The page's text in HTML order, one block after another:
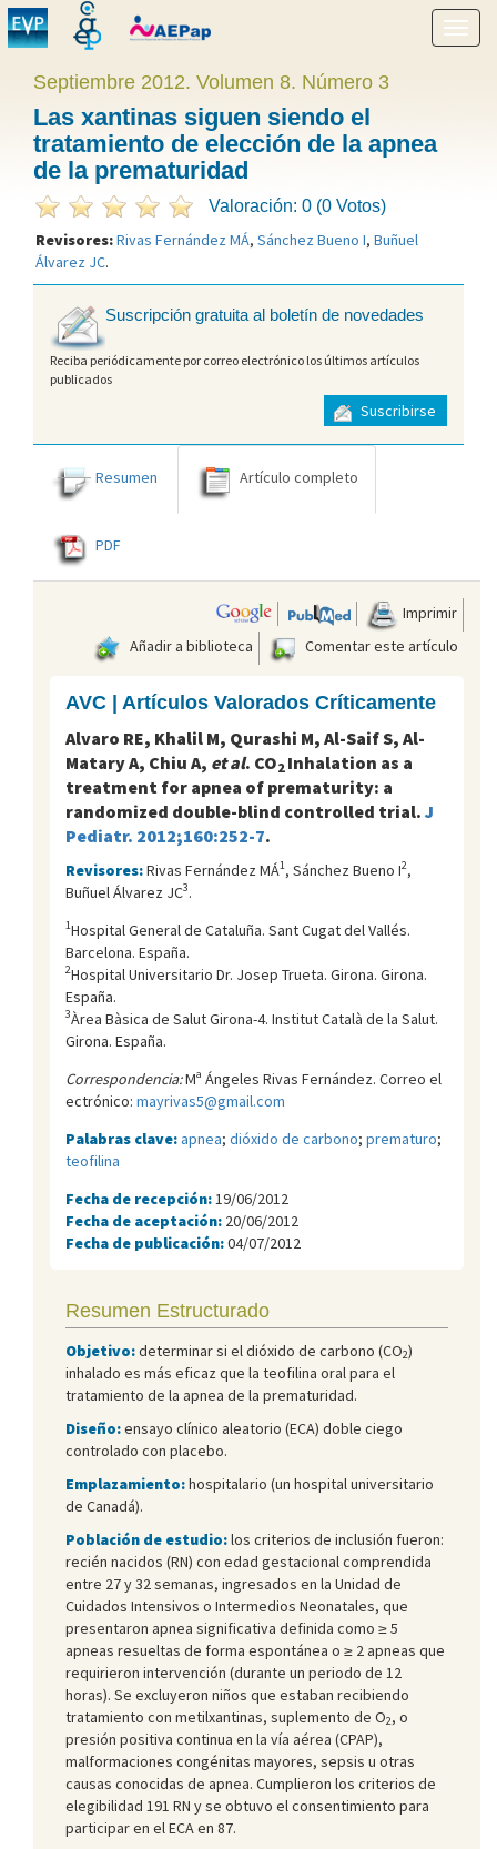
menú
Septiembre 2012. Volumen 8. Número 3
Las xantinas siguen siendo el
tratamiento de elección de la apnea
de la prematuridad
Valoración: 0 (0 Votos)
Revisores:Rivas Fernández MÁ, Sánchez Bueno I, Buñuel
Álvarez JC.
Suscripción gratuita al boletín de novedades
Reciba periódicamente por correo electrónico los últimos artículos
publicados
Suscribirse
Resumen Artículo completo
PDF
Imprimir
Añadir a biblioteca
Comentar este artículo
AVC | Artículos Valorados Críticamente
Alvaro RE, Khalil M, Qurashi M, Al-Saif S, Al-
Matary A, Chiu A, et al. CO2 Inhalation as a
treatment for apnea of prematurity: a
randomized double-blind controlled trial. J
Pediatr. 2012;160:252-7.
Revisores:Rivas Fernández MÁ1, Sánchez Bueno I2,
Buñuel Álvarez JC3.
1Hospital General de Cataluña. Sant Cugat del Vallés.
Barcelona. España.
2Hospital Universitario Dr. Josep Trueta. Girona. Girona.
España.
3Àrea Bàsica de Salut Girona-4. Institut Català de la Salut.
Girona. España.
Correspondencia:Mª Ángeles Rivas Fernández. Correo el
ectrónico: mayrivas5@gmail.com
Palabras clave:apnea; dióxido de carbono; prematuro;
teofilina
Fecha de recepción: 19/06/2012
Fecha de aceptación: 20/06/2012
Fecha de publicación:04/07/2012
Resumen Estructurado
Objetivo:determinar si el dióxido de carbono (CO2)
inhalado es más eficaz que la teofilina oral para el
tratamiento de la apnea de la prematuridad.
Diseño:ensayo clínico aleatorio (ECA) doble ciego
controlado con placebo.
Emplazamiento:hospitalario (un hospital universitario
de Canadá).
Población de estudio:los criterios de inclusión fueron:
recién nacidos (RN) con edad gestacional comprendida
entre 27 y 32 semanas, ingresados en la Unidad de
Cuidados Intensivos o Intermedios Neonatales, que
presentaron apnea significativa definida como ≥ 5
apneas resueltas de forma espontánea o ≥ 2 apneas que
requirieron intervención (durante un periodo de 12
horas). Se excluyeron niños que estaban recibiendo
tratamiento con metilxantinas, suplemento de O2, o
presión positiva continua en la vía aérea (CPAP),
malformaciones congénitas mayores, sepsis u otras
causas conocidas de apnea. Cumplieron los criterios de
elegibilidad 191 RN y se obtuvo el consentimiento para
participar en el ECA en 87.